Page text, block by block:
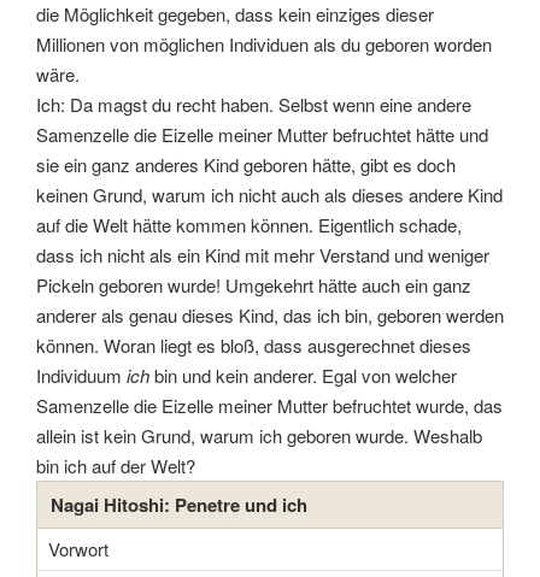
die Möglichkeit gegeben, dass kein einziges dieser
Millionen von möglichen Individuen als du geboren worden
wäre.
Ich: Da magst du recht haben. Selbst wenn eine andere
Samenzelle die Eizelle meiner Mutter befruchtet hätte und
sie ein ganz anderes Kind geboren hätte, gibt es doch
keinen Grund, warum ich nicht auch als dieses andere Kind
auf die Welt hätte kommen können. Eigentlich schade,
dass ich nicht als ein Kind mit mehr Verstand und weniger
Pickeln geboren wurde! Umgekehrt hätte auch ein ganz
anderer als genau dieses Kind, das ich bin, geboren werden
können. Woran liegt es bloß, dass ausgerechnet dieses
Individuum ichbin und kein anderer. Egal von welcher
Samenzelle die Eizelle meiner Mutter befruchtet wurde, das
allein ist kein Grund, warum ich geboren wurde. Weshalb
bin ich auf der Welt?
Nagai Hitoshi: Penetre und ich
Vorwort